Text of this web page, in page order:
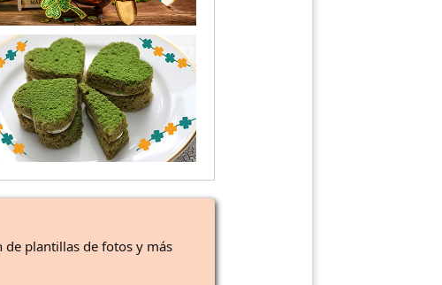
de plantillas de fotos y más